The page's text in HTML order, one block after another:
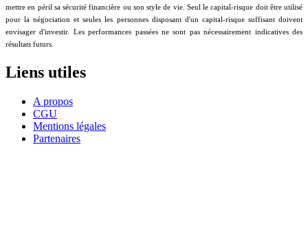
mettre en péril sa sécurité financière ou son style de vie. Seul le capital-risque doit être utilisé
pour la négociation et seules les personnes disposant d'un capital-risque suffisant doivent
envisager d'investir. Les performances passées ne sont pas nécessairement indicatives des
résultats futurs.
Liens utiles
A propos
CGU
Mentions légales
Partenaires